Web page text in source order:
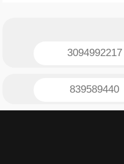
3094992217
839589440